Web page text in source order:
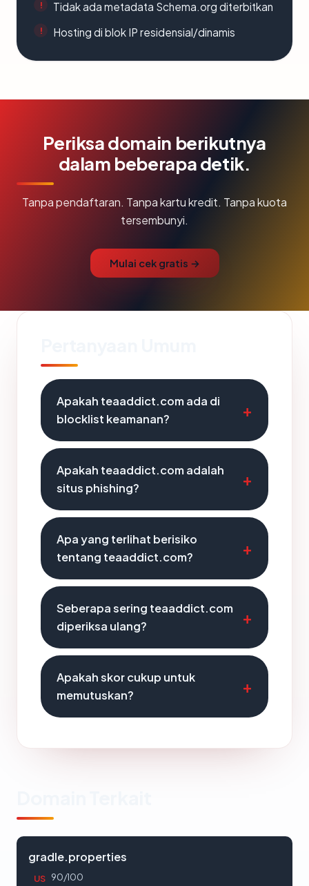
Tidak ada metadata Schema.org diterbitkan
Hosting di blok IP residensial/dinamis
Periksa domain berikutnya
dalam beberapa detik.
Tanpa pendaftaran. Tanpa kartu kredit. Tanpa kuota
tersembunyi.
Mulai cek gratis →
Apakah teaaddict.com ada di
blocklist keamanan?
Apakah teaaddict.com adalah
situs phishing?
Apa yang terlihat berisiko
tentang teaaddict.com?
Seberapa sering teaaddict.com
diperiksa ulang?
Apakah skor cukup untuk
memutuskan?
gradle.properties
US 90/100